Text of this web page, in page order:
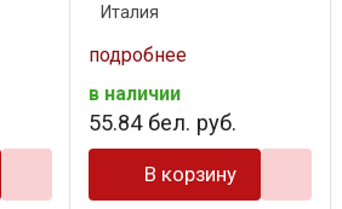
Италия
подробнее
в наличии
55.84бел. руб.
В корзину